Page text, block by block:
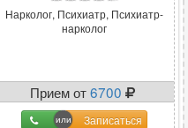
Нарколог, Психиатр, Психиатр-
нарколог
Прием от6700
Записаться